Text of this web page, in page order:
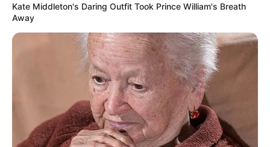
Kate Middleton's Daring Outfit Took Prince William's Breath
Away